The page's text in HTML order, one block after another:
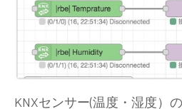
KNXセンサー(温度・湿度）